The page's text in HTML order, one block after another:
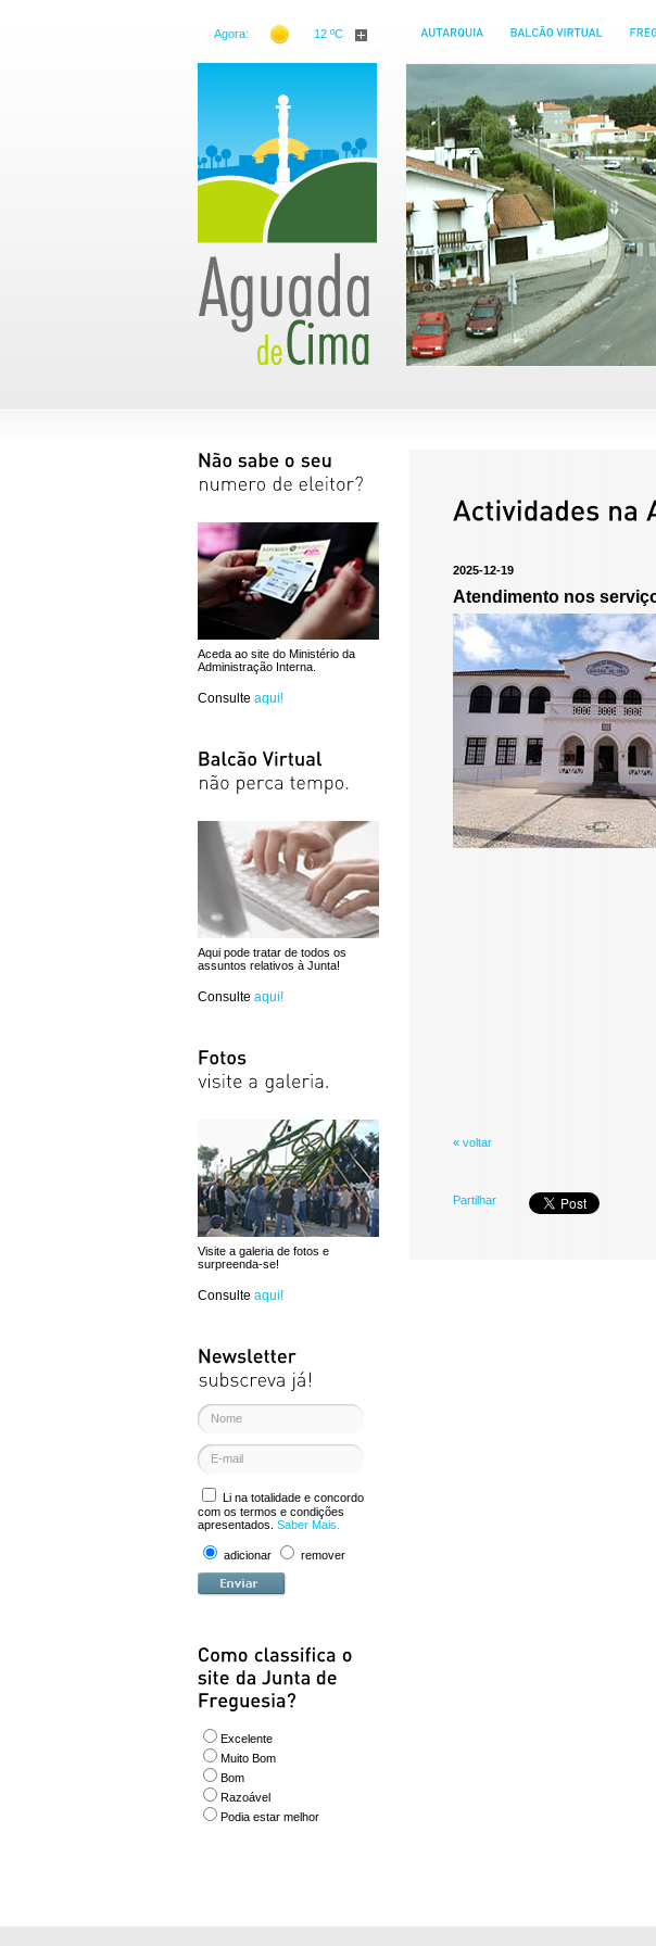
Agora: 12 ºC
Freguesia de Aguada de Cima
Conheça a nossa freguesia
Aceda ao site do Ministério da
Administração Interna.
Consulte aqui!
Aqui pode tratar de todos os
assuntos relativos à Junta!
Consulte aqui!
Visite a galeria de fotos e
surpreenda-se!
Consulte aqui!
Li na totalidade e concordo
com os termos e condições
apresentados. Saber Mais.
adicionar remover
Excelente
Muito Bom
Bom
Razoável
Podia estar melhor
2025-12-19
Atendimento nos
« voltar
Partilhar